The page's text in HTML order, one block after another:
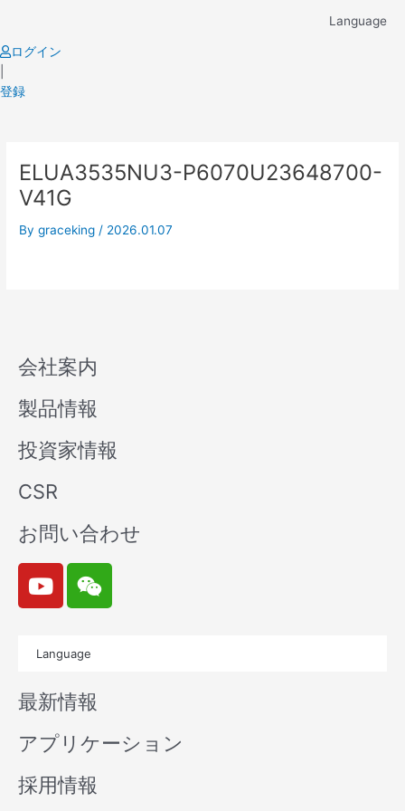
content
Language
ログイン
登録
ELUA3535NU3-P6070U23648700-
V41G
Bygraceking / 2026.01.07
会社案内
製品情報
投資家情報
CSR
お問い合わせ
Y
o
u
b
e
W
e
i
n
Language
最新情報
アプリケーション
採用情報